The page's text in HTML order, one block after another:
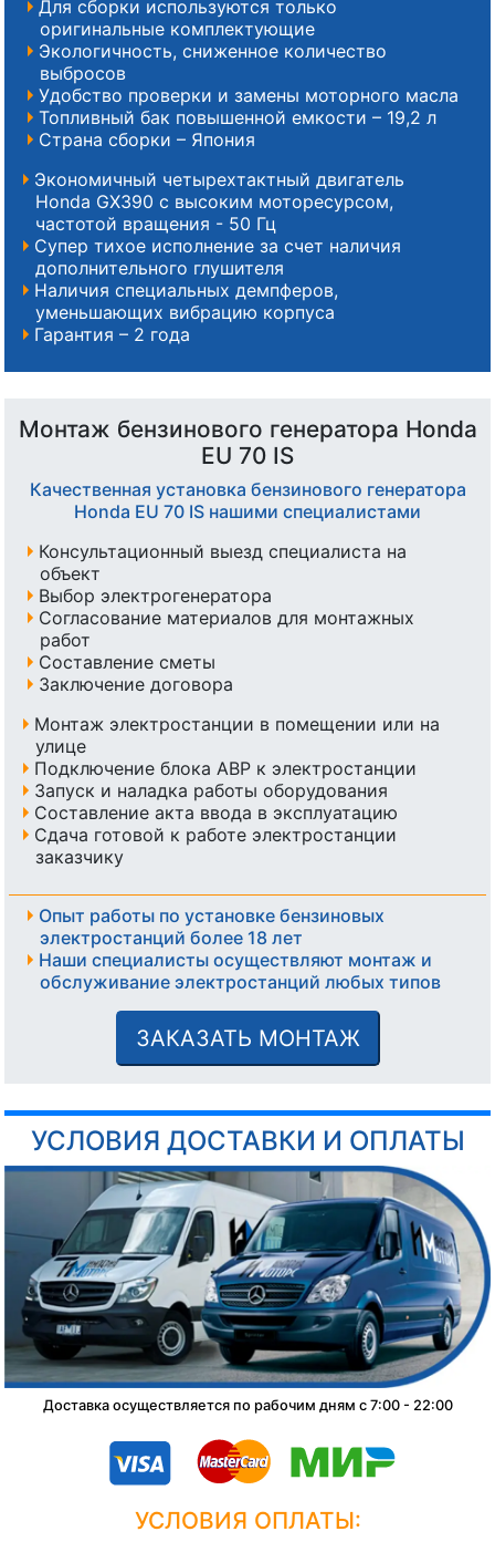
Для сборки используются только
оригинальные комплектующие
Экологичность, сниженное количество
выбросов
Удобство проверки и замены моторного масла
Топливный бак повышенной емкости – 19,2 л
Страна сборки – Япония
Экономичный четырехтактный двигатель
Honda GX390 с высоким моторесурсом,
частотой вращения - 50 Гц
Супер тихое исполнение за счет наличия
дополнительного глушителя
Наличия специальных демпферов,
уменьшающих вибрацию корпуса
Гарантия – 2 года
Монтаж бензинового генератора Honda
EU 70 IS
Качественная установка бензинового генератора
Honda EU 70 IS нашими специалистами
Консультационный выезд специалиста на
объект
Выбор электрогенератора
Согласование материалов для монтажных
работ
Составление сметы
Заключение договора
Монтаж электростанции в помещении или на
улице
Подключение блока АВР к электростанции
Запуск и наладка работы оборудования
Составление акта ввода в эксплуатацию
Сдача готовой к работе электростанции
заказчику
Опыт работы по установке бензиновых
электростанций более 18 лет
Наши специалисты осуществляют монтаж и
обслуживание электростанций любых типов
ЗАКАЗАТЬ МОНТАЖ
УСЛОВИЯ ДОСТАВКИ И ОПЛАТЫ
Доставка осуществляется по рабочим дням с 7:00 - 22:00
УСЛОВИЯ ОПЛАТЫ: